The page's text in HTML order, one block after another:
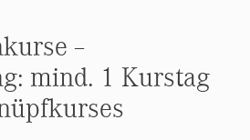
–
mind. 1 Kurstag